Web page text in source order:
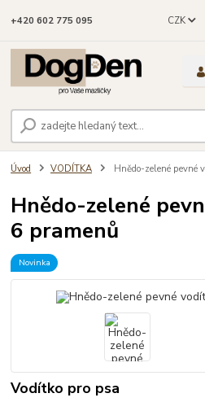
CZK
+420 602 775 095
Úvod VODÍTKA Hnědo-zelené pevné
Hnědo-zelené
6 pramenů
Novinka
Vodítko pro psa